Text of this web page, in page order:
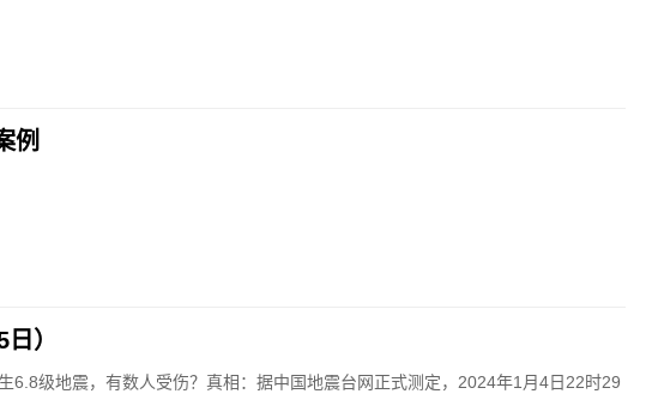
例
）
6.8级地震，有数人受伤？真相：据中国地震台网正式测定，2024年1月4日22时29